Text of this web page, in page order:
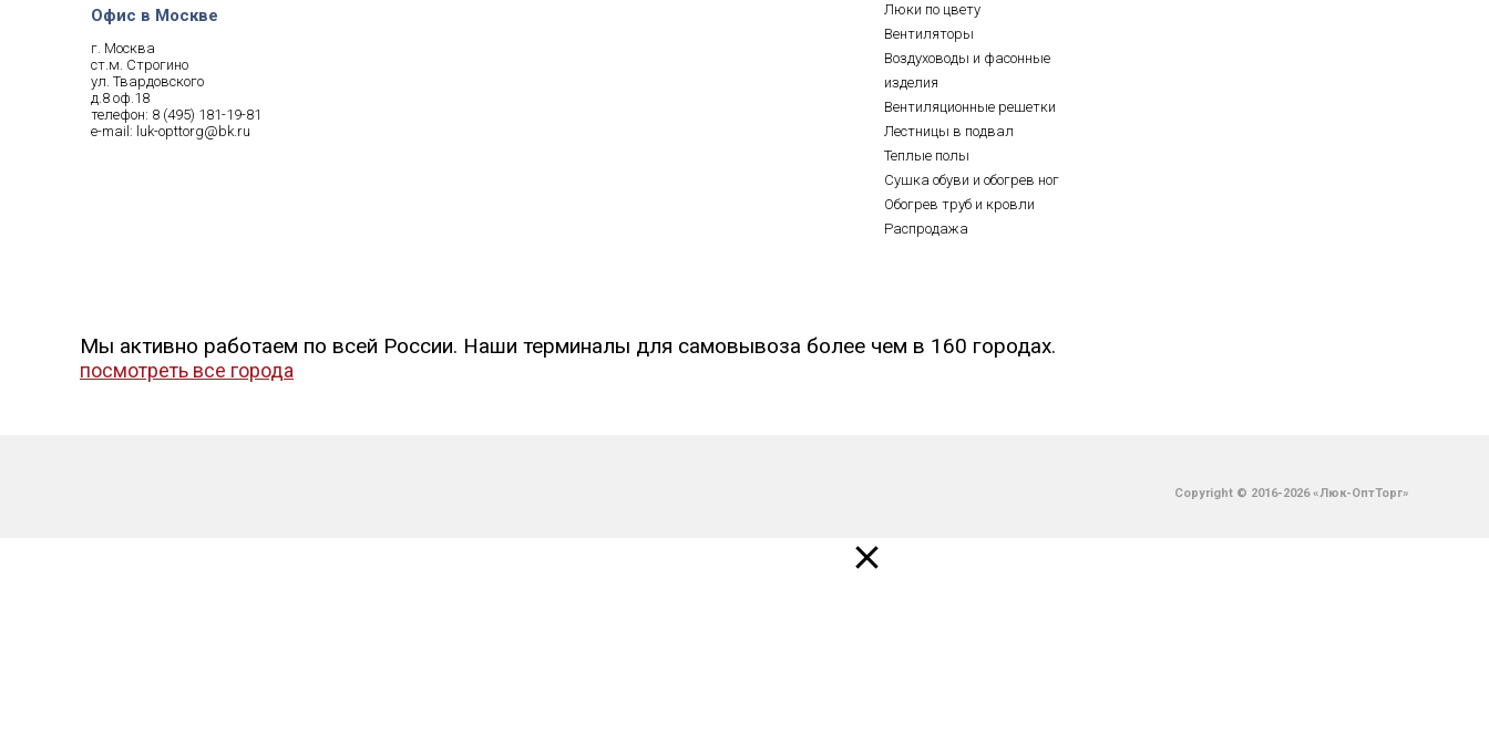
Офис в Москве
г. Москва
ст.м. Строгино
ул. Твардовского
д.8 оф.18
телефон: 8 (495) 181-19-81
e-mail: luk-opttorg@bk.ru
Люки по цвету
Вентиляторы
Воздуховоды и фасонные
изделия
Вентиляционные решетки
Лестницы в подвал
Теплые полы
Сушка обуви и обогрев ног
Обогрев труб и кровли
Распродажа
Мы активно работаем по всей России. Наши терминалы для самовывоза более чем в 160 городах.
посмотреть все города
Copyright © 2016-2026 «Люк-ОптТорг»